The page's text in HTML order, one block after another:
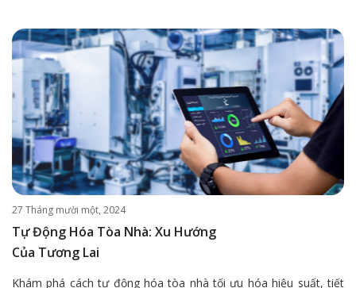
27 Tháng mười một, 2024
Tự Động Hóa Tòa Nhà: Xu Hướng
Của Tương Lai
Khám phá cách tự động hóa tòa nhà tối ưu hóa hiệu suất, tiết